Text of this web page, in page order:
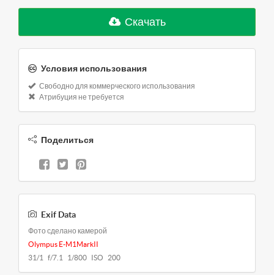
Скачать
Условия использования
Свободно для коммерческого использования
Атрибуция не требуется
Поделиться
Exif Data
Фото сделано камерой
Olympus E-M1MarkII
31/1 f/7.1 1/800 ISO 200